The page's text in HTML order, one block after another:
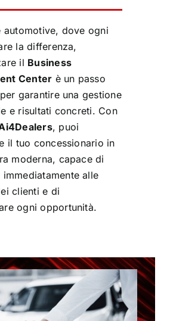
automotive, dove ogni
la differenza,
il Business
Center è un passo
garantire una gestione
e risultati concreti. Con
, puoi
il tuo concessionario in
moderna, capace di
alle
clienti e di
ogni opportunità.